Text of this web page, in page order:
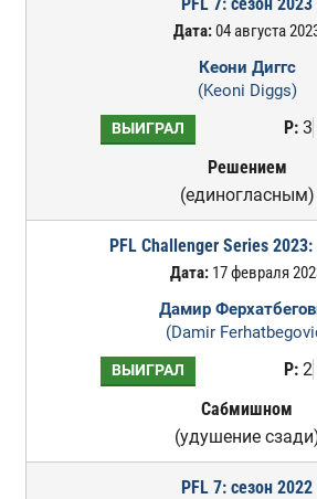
Дата:04 августа
Кеони Диггс
(Keoni Diggs)
ВЫИГРАЛ Р:3
Решением
(единогласным)
PFL Challenger Series
Дата: 17 февраля
Дамир
(Damir
ВЫИГРАЛ Р:2
Сабмишном
(удушение
PFL 7: сезон 2022